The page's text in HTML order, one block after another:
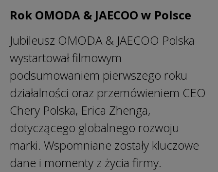
Rok OMODA & JAECOO w Polsce
Jubileusz OMODA & JAECOO Polska
wystartował filmowym
podsumowaniem pierwszego roku
działalności oraz przemówieniem CEO
Chery Polska, Erica Zhenga,
dotyczącego globalnego rozwoju
marki. Wspomniane zostały kluczowe
dane i momenty z życia firmy.